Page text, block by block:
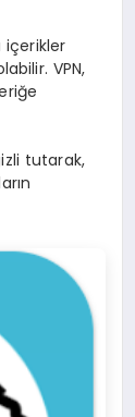
içerikler
VPN,
tutarak,